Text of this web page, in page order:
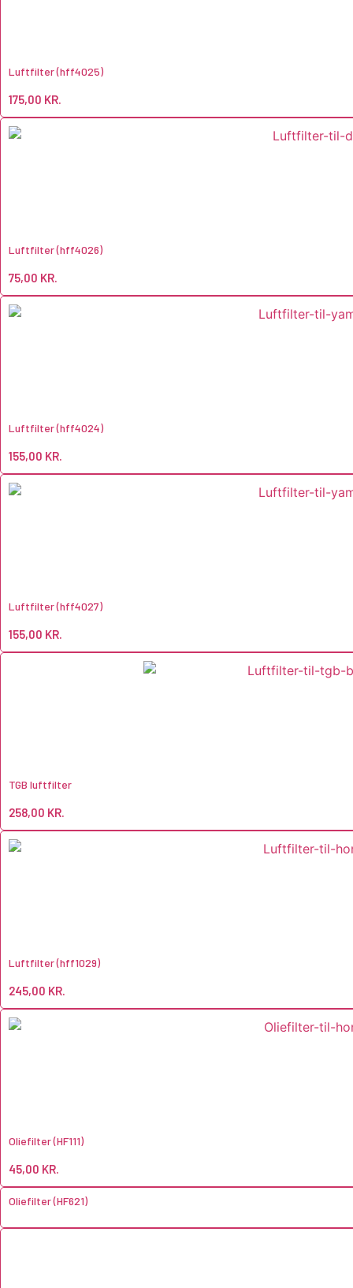
Luftfilter (hff4025)
175,00 KR.
Luftfilter (hff4026)
75,00 KR.
Luftfilter (hff4024)
155,00 KR.
Luftfilter (hff4027)
155,00 KR.
TGB luftfilter
258,00 KR.
Luftfilter (hff1029)
245,00 KR.
Oliefilter (HF111)
45,00 KR.
Oliefilter (HF621)